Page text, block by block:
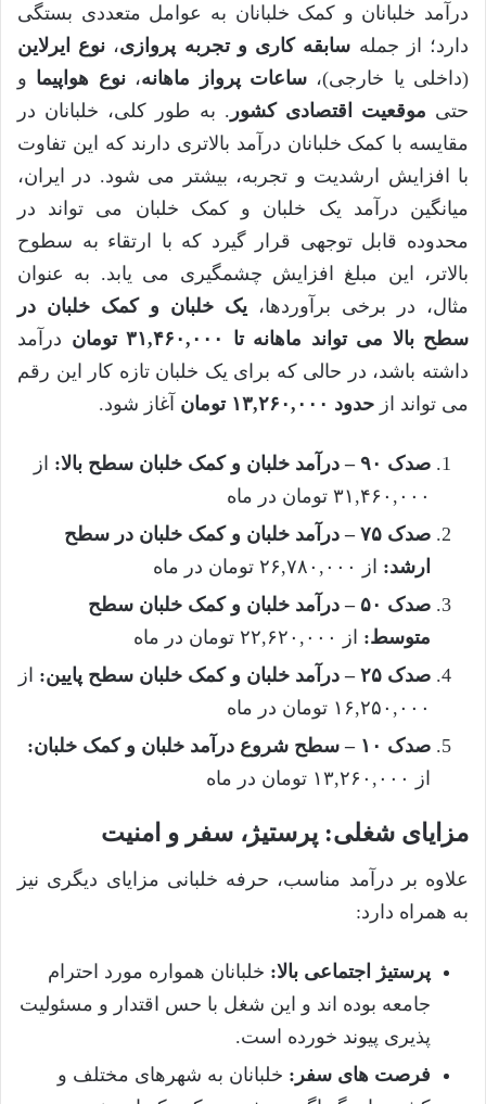
درآمد خلبانان و کمک خلبانان به عوامل متعددی بستگی
دارد؛ از جمله سابقه کاری و تجربه پروازی، نوع ایرلاین
(داخلی یا خارجی)،ساعات پرواز ماهانه،نوع هواپیما و
حتی موقعیت اقتصادی کشور . به طور کلی، خلبانان در
مقایسه با کمک خلبانان درآمد بالاتری دارند که این تفاوت
با افزایش ارشدیت و تجربه، بیشتر می شود. در ایران،
میانگین درآمد یک خلبان و کمک خلبان می تواند در
محدوده قابل توجهی قرار گیرد که با ارتقاء به سطوح
بالاتر، این مبلغ افزایش چشمگیری می یابد. به عنوان
مثال، در برخی برآوردها، یک خلبان و کمک خلبان در
سطح بالا می تواند ماهانه تا ۳۱,۴۶۰,۰۰۰ تومان
درآمد
داشته باشد، در حالی که برای یک خلبان تازه کار این رقم
می تواند از حدود ۱۳,۲۶۰,۰۰۰ تومان آغاز شود.
صدک ۹۰ – درآمد خلبان و کمک خلبان سطح بالا:
از
۳۱,۴۶۰,۰۰۰ تومان در ماه
صدک ۷۵ – درآمد خلبان و کمک خلبان در سطح
ارشد: از ۲۶,۷۸۰,۰۰۰ تومان در ماه
صدک ۵۰ – درآمد خلبان و کمک خلبان سطح
متوسط: از ۲۲,۶۲۰,۰۰۰ تومان در ماه
صدک ۲۵ – درآمد خلبان و کمک خلبان سطح پایین:
از
۱۶,۲۵۰,۰۰۰ تومان در ماه
صدک ۱۰ – سطح شروع درآمد خلبان و کمک خلبان:
از ۱۳,۲۶۰,۰۰۰ تومان در ماه
مزایای شغلی: پرستیژ، سفر و امنیت
علاوه بر درآمد مناسب، حرفه خلبانی مزایای دیگری نیز
به همراه دارد:
پرستیژ اجتماعی بالا: خلبانان همواره مورد احترام
جامعه بوده اند و این شغل با حس اقتدار و مسئولیت
پذیری پیوند خورده است.
فرصت های سفر: خلبانان به شهرهای مختلف و